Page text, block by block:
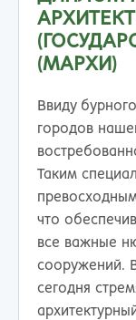
(МАРХИ)
Ввиду
городов
Таким
что
все важные
сооружений.
сегодня